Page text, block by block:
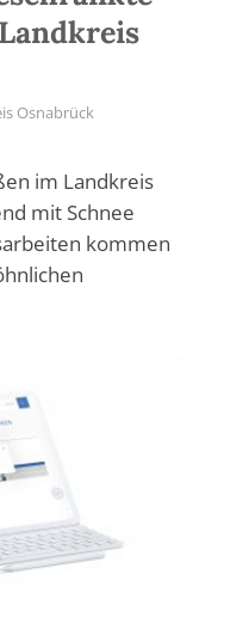
Osnabrück
im Landkreis
mit Schnee
kommen